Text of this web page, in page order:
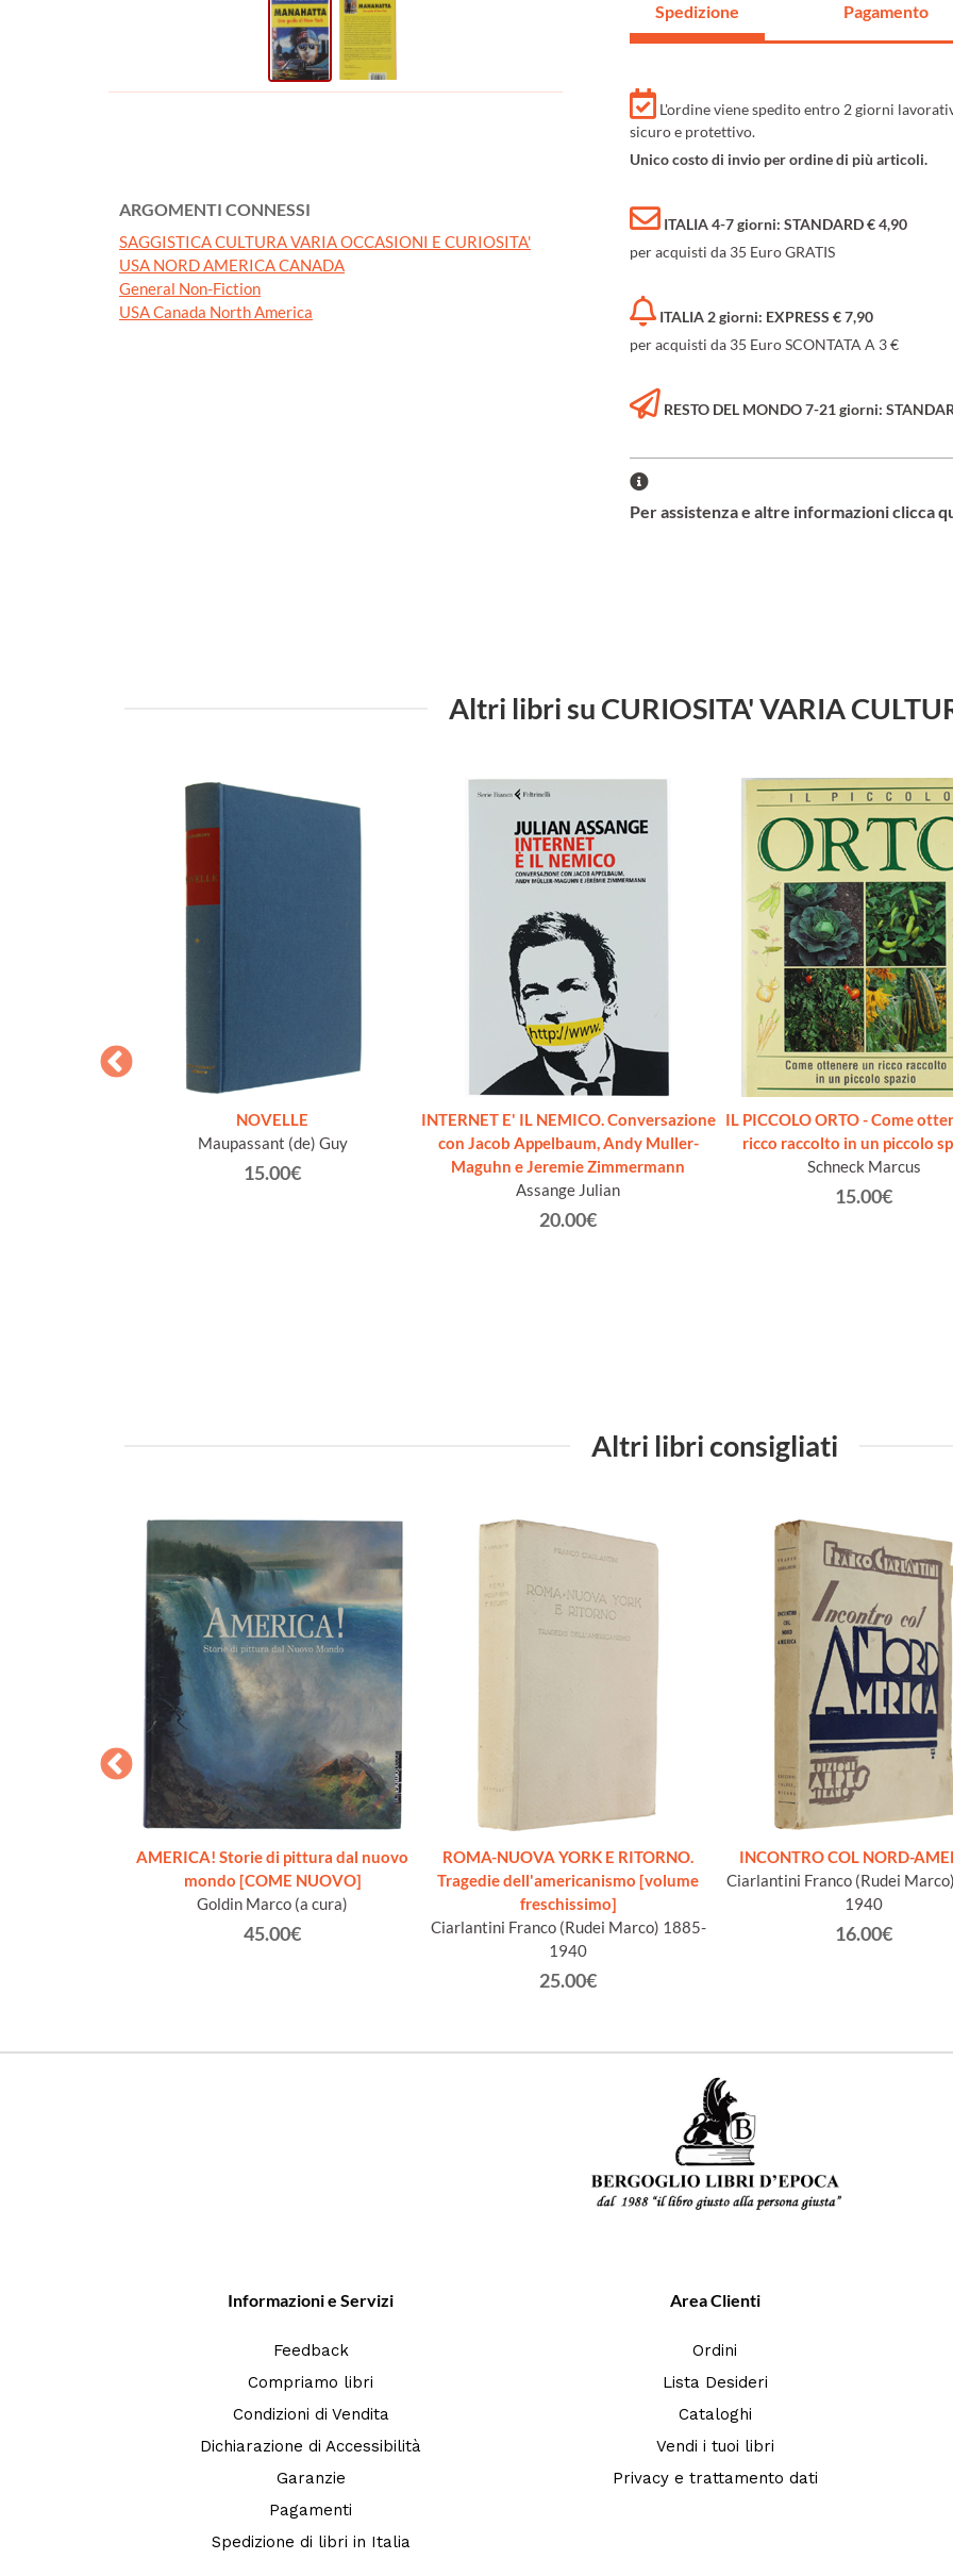
ARGOMENTI CONNESSI
SAGGISTICA CULTURA VARIA OCCASIONI E CURIOSITA'
USA NORD AMERICA CANADA
General Non-Fiction
USA Canada North America
Spedizione Pagamento
L'ordine viene spedito entro 2 giorni
sicuro e protettivo.
Unico costo di invio per ordine di più articoli.
ITALIA 4-7 giorni: STANDARD € 4,90
per acquisti da 35 Euro GRATIS
ITALIA 2 giorni: EXPRESS € 7,90
per acquisti da 35 Euro SCONTATA A 3 €
RESTO DEL MONDO 7-21 giorni:
Per assistenza e altre informazioni clicca
Altri libri su CURIOSITA' VARIA
NOVELLE
Maupassant (de) Guy
15.00€
INTERNET E' IL NEMICO. Conversazione
con Jacob Appelbaum, Andy Muller-
Maguhn e Jeremie Zimmermann
Assange Julian
20.00€
IL PICCOLO ORTO - Come
ricco raccolto in un piccolo
Schneck Marcus
15.00€
Altri libri consigliati
AMERICA! Storie di pittura dal nuovo
mondo [COME NUOVO]
Goldin Marco (a cura)
45.00€
ROMA-NUOVA YORK E RITORNO.
Tragedie dell'americanismo [volume
freschissimo]
Ciarlantini Franco (Rudei Marco) 1885-
1940
25.00€
INCONTRO COL NORD-
Ciarlantini Franco (Rudei
1940
16.00€
Informazioni e Servizi
Feedback
Compriamo libri
Condizioni di Vendita
Dichiarazione di Accessibilità
Garanzie
Pagamenti
Spedizione di libri in Italia
Area Clienti
Ordini
Lista Desideri
Cataloghi
Vendi i tuoi libri
Privacy e trattamento dati